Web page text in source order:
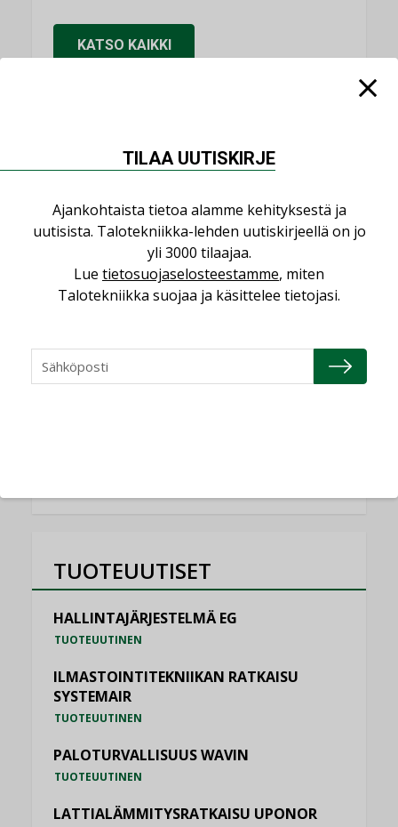
KATSO KAIKKI
NIMITYKSET
Consti
NIMITYKSET
Refair
NIMITYKSET
Schneider Electric
TUOTEUUTISET
HALLINTAJÄRJESTELMÄ EG
TUOTEUUTINEN
ILMASTOINTITEKNIIKAN RATKAISU
SYSTEMAIR
TUOTEUUTINEN
PALOTURVALLISUUS WAVIN
TUOTEUUTINEN
LATTIALÄMMITYSRATKAISU UPONOR
TILAA UUTISKIRJE
Ajankohtaista tietoa alamme kehityksestä ja
uutisista. Talotekniikka-lehden uutiskirjeellä on jo
yli 3000 tilaajaa.
Lue tietosuojaselosteestamme, miten
Talotekniikka suojaa ja käsittelee tietojasi.